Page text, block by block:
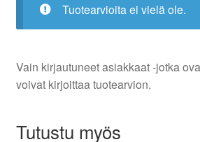
Tuotearvioita ei vielä ole.
Vain kirjautuneet asiakkaat -jotka
voivat kirjoittaa tuotearvion.
Tutustu myös